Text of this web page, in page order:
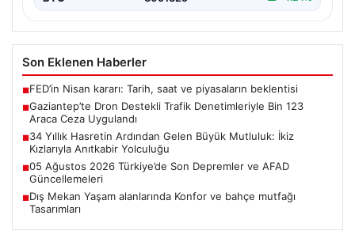
Son Eklenen Haberler
■FED’in Nisan kararı: Tarih, saat ve piyasaların beklentisi
■Gaziantep’te Dron Destekli Trafik Denetimleriyle Bin 123
Araca Ceza Uygulandı
■34 Yıllık Hasretin Ardından Gelen Büyük Mutluluk: İkiz
Kızlarıyla Anıtkabir Yolculuğu
■05 Ağustos 2026 Türkiye’de Son Depremler ve AFAD
Güncellemeleri
■Dış Mekan Yaşam alanlarında Konfor ve bahçe mutfağı
Tasarımları